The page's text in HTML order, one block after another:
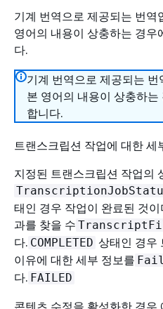
기계 번역으로 제공되는 번역
영어의 내용이 상충하는 경우
다.
기계 번역으로 제공되는
본 영어의 내용이 상충하
합니다.
트랜스크립션 작업에 대한 세
지정된 트랜스크립션 작업의
태인 경우 작업이 완료된 것
과를 찾을 수
다. COMPLETED 상태인 경우
이유에 대한 세부 정보를
다. FAILED
콘텐츠 수정을 활성화한 경우